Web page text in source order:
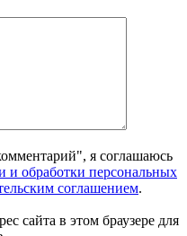
я соглашаюсь
и обработки персональных
соглашением.
сайта в этом браузере для